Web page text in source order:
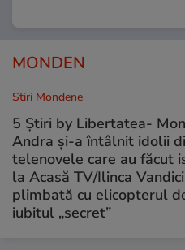
MONDEN
Stiri Mondene
5 Știri by Libertatea-
Andra și-a întâlnit idolii
telenovele care au făcut
la Acasă TV/Ilinca
plimbată cu elicopterul
iubitul „secret”